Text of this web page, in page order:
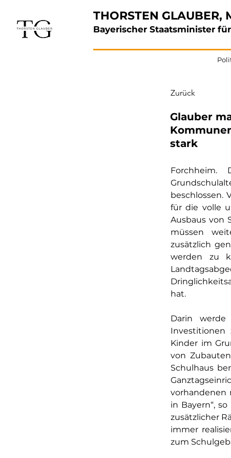
THORSTEN GLAUBER,
Bayerischer Staatsminister
Zurück
Glauber
stark
Forchheim.
beschlossen.
für die volle
Ausbaus von
müssen
zusätzlich
werden zu
hat.
Darin
Investitionen
Kinder im
von
Schulhaus
vorhandenen
in Bayern“,
zusätzlicher
immer
zum